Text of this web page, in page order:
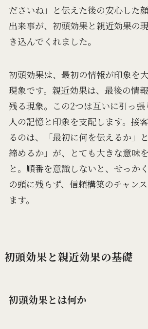
ださいね」と伝えた後の安心した
出来事が、初頭効果と親近効果の
き込んでくれました。
初頭効果は、最初の情報が印象を
現象です。親近効果は、最後の情
残る現象。この2つは互いに引っ張
人の記憶と印象を支配します。接
るのは、「最初に何を伝えるか」
締めるか」が、とても大きな意味
と。順番を意識しないと、せっか
の頭に残らず、信頼構築のチャン
ます。
初頭効果と親近効果の基礎
初頭効果とは何か